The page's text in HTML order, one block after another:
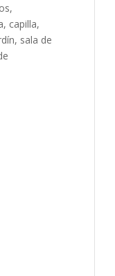
capilla,
sala de